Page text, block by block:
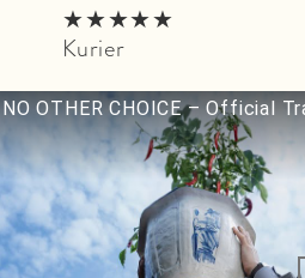
★★★★★
Kurier
NO OTHER CHOICE – Official